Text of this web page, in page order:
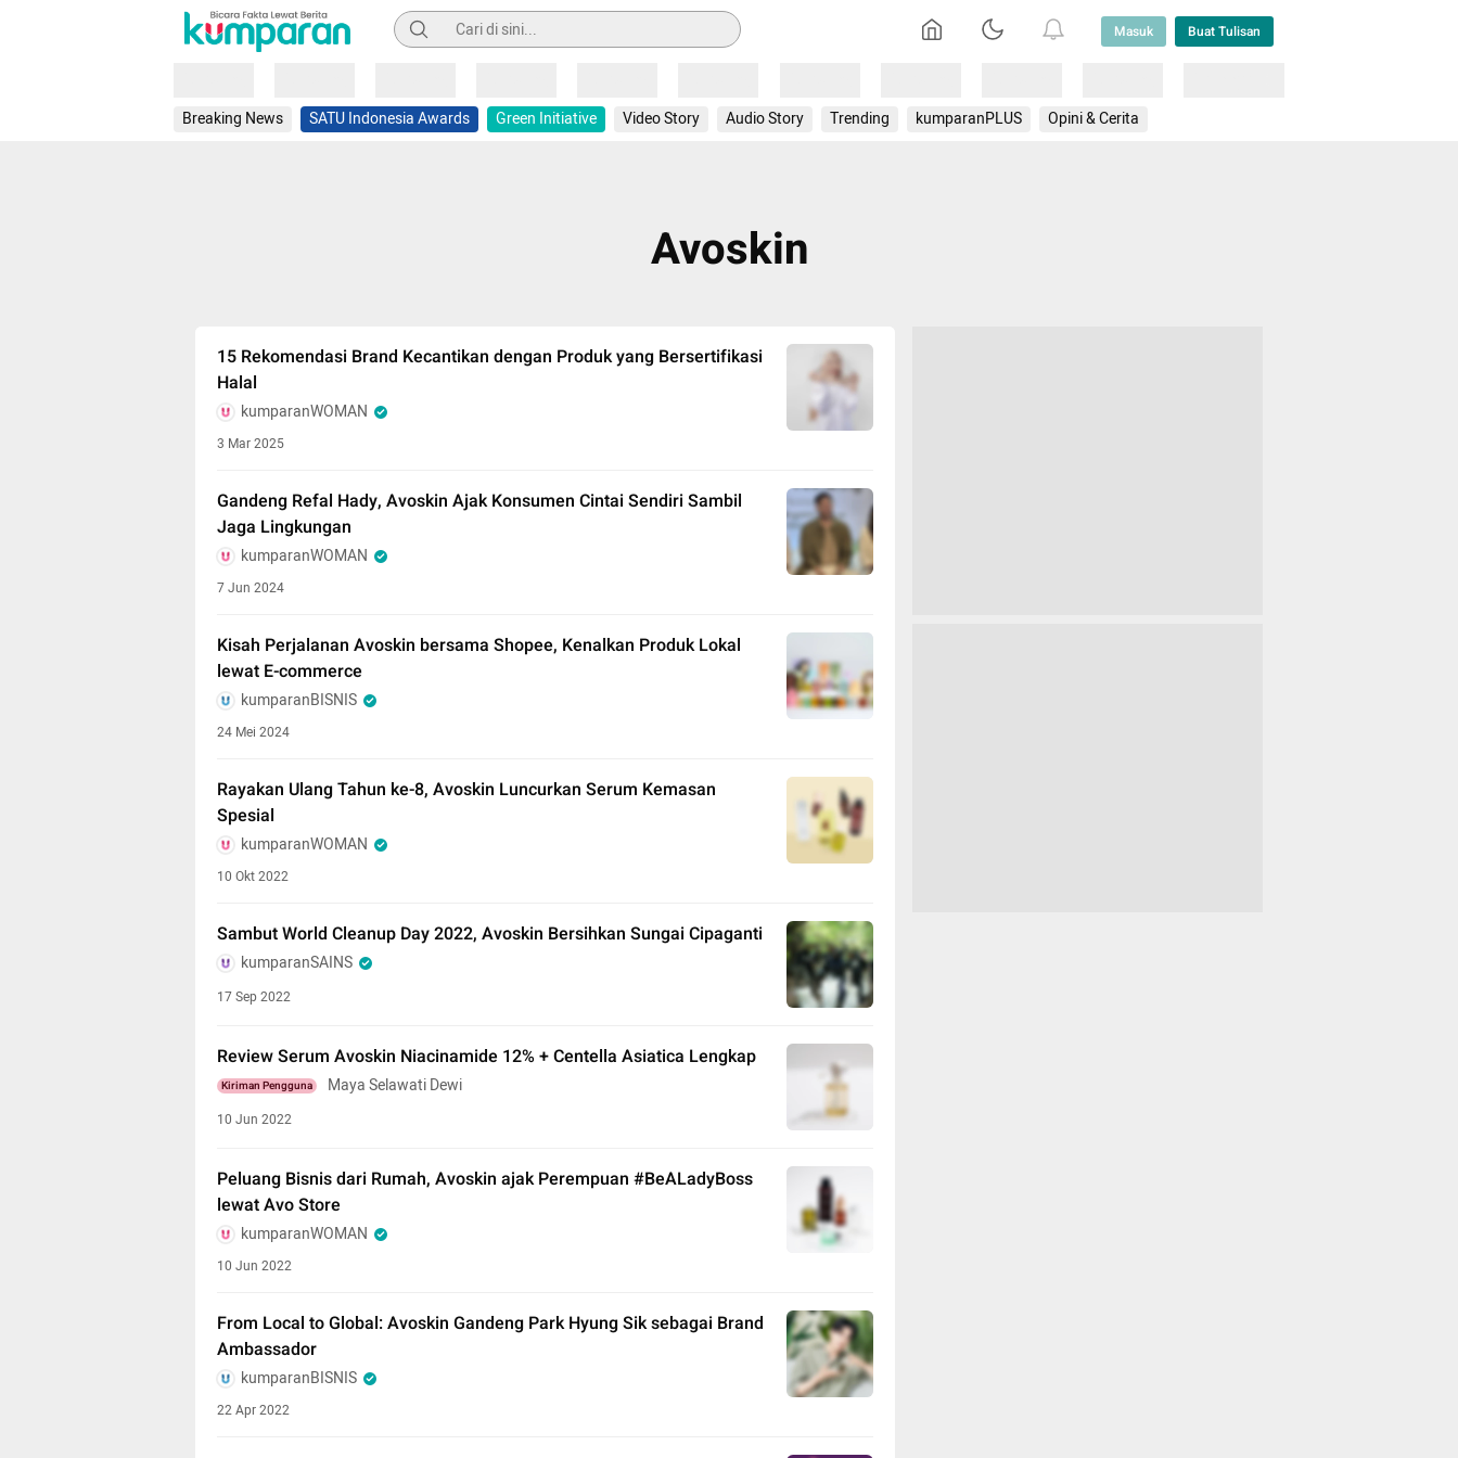
Pencarian Masuk Buat Tulisan
Breaking News SATU Indonesia Awards Green Initiative Video Story Audio Story Trending kumparanPLUS Opini & Cerita
Avoskin
15 Rekomendasi Brand Kecantikan dengan Produk yang Bersertifikasi
Halal
kumparanWOMAN
3 Mar 2025
Gandeng Refal Hady, Avoskin Ajak Konsumen Cintai Sendiri Sambil
Jaga Lingkungan
kumparanWOMAN
7 Jun 2024
Kisah Perjalanan Avoskin bersama Shopee, Kenalkan Produk Lokal
lewat E-commerce
kumparanBISNIS
24 Mei 2024
Rayakan Ulang Tahun ke-8, Avoskin Luncurkan Serum Kemasan
Spesial
kumparanWOMAN
10 Okt 2022
Sambut World Cleanup Day 2022, Avoskin Bersihkan Sungai Cipaganti
kumparanSAINS
17 Sep 2022
Review Serum Avoskin Niacinamide 12% + Centella Asiatica Lengkap
Kiriman Pengguna Maya Selawati Dewi
10 Jun 2022
Peluang Bisnis dari Rumah, Avoskin ajak Perempuan #BeALadyBoss
lewat Avo Store
kumparanWOMAN
10 Jun 2022
From Local to Global: Avoskin Gandeng Park Hyung Sik sebagai Brand
Ambassador
kumparanBISNIS
22 Apr 2022